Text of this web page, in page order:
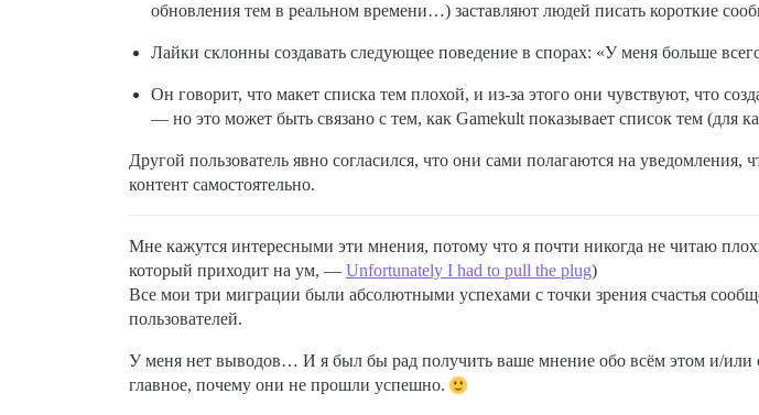
обновления тем в реальном времени…) заставляют людей писать короткие
Лайки склонны создавать следующее поведение в спорах: «У меня больше
Он говорит, что макет списка тем плохой, и из-за этого они чувствуют, что
— но это может быть связано с тем, как Gamekult показывает список тем (для
Другой пользователь явно согласился, что они сами полагаются на
контент самостоятельно.
Мне кажутся интересными эти мнения, потому что я почти никогда не читаю
который приходит на ум, — Unfortunately I had to pull the plug)
Все мои три миграции были абсолютными успехами с точки зрения счастья
пользователей.
У меня нет выводов… И я был бы рад получить ваше мнение обо всём этом и/или
главное, почему они не прошли успешно.